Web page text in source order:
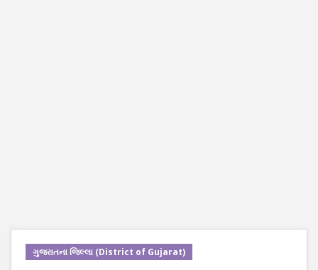
ગુજરાતના જિલ્લા (District of Gujarat)